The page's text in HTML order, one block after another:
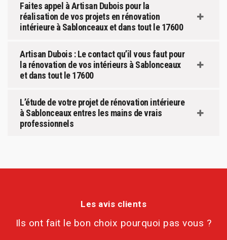
Faites appel à Artisan Dubois pour la
réalisation de vos projets en rénovation
intérieure à Sablonceaux et dans tout le 17600
Artisan Dubois : Le contact qu’il vous faut pour
la rénovation de vos intérieurs à Sablonceaux
et dans tout le 17600
L’étude de votre projet de rénovation intérieure
à Sablonceaux entres les mains de vrais
professionnels
Les avis clients
Ils ont fait le bon choix pourquoi pas vous ?